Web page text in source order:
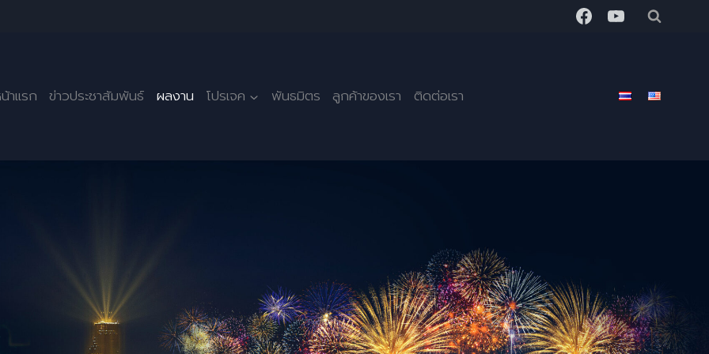
าแรก ข่าวประชาสัมพันธ์ ผลงาน โปรเจค พันธมิตร ลูกค้าของเรา ติดต่อเรา